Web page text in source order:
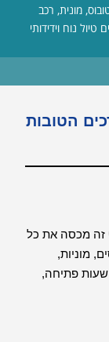
מונית, רכב
נוח וידידותי
הטובות
זה מכסה את כל
מוניות,
שעות פתיחה,